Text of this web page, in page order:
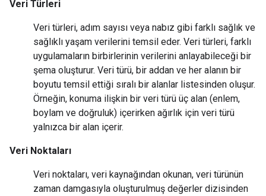
Veri Türleri
Veri türleri, adım sayısı veya nabız gibi farklı sağlık ve
sağlıklı yaşam verilerini temsil eder. Veri türleri, farklı
uygulamaların birbirlerinin verilerini anlayabileceği bir
şema oluşturur. Veri türü, bir addan ve her alanın bir
boyutu temsil ettiği sıralı bir alanlar listesinden oluşur.
Örneğin, konuma ilişkin bir veri türü üç alan (enlem,
boylam ve doğruluk) içerirken ağırlık için veri türü
yalnızca bir alan içerir.
Veri Noktaları
Veri noktaları, veri kaynağından okunan, veri türünün
zaman damgasıyla oluşturulmuş değerler dizisinden